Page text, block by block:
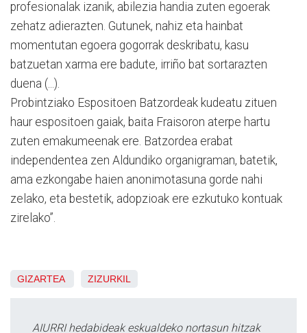
profesionalak izanik, abilezia handia zuten egoerak
zehatz adierazten. Gutunek, nahiz eta hainbat
momentutan egoera gogorrak deskribatu, kasu
batzuetan xarma ere badute, irriño bat sortarazten
duena (...).
Probintziako Espositoen Batzordeak kudeatu zituen
haur espositoen gaiak, baita Fraisoron aterpe hartu
zuten emakumeenak ere. Batzordea erabat
independentea zen Aldundiko organigraman, batetik,
ama ezkongabe haien anonimotasuna gorde nahi
zelako, eta bestetik, adopzioak ere ezkutuko kontuak
zirelako”.
GIZARTEA ZIZURKIL
AIURRI hedabideak eskualdeko nortasun hitzak